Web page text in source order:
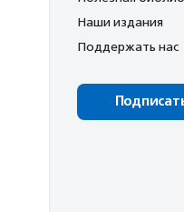
Наши издания
Поддержать нас